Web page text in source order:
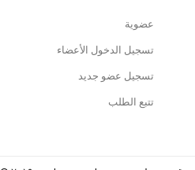
عضوية
تسجيل الدخول الأعضاء
تسجيل عضو جديد
تتبع الطلب